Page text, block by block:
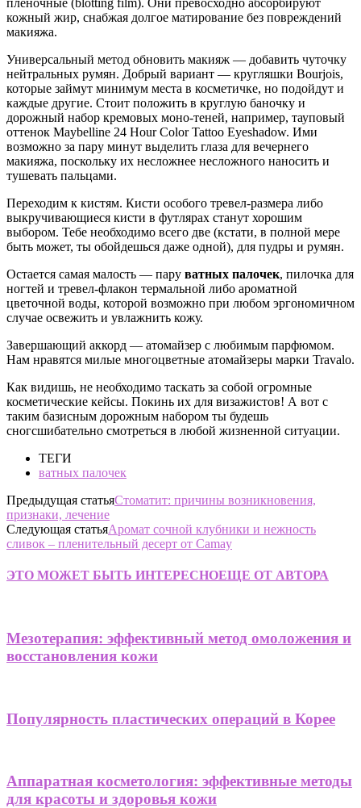
кожный жир, снабжая долгое матирование без повреждений
макияжа.
Универсальный метод обновить макияж — добавить чуточку
нейтральных румян. Добрый вариант — кругляшки Bourjois,
которые займут минимум места в косметичке, но подойдут и
каждые другие. Стоит положить в круглую баночку и
дорожный набор кремовых моно-теней, например, тауповый
оттенок Maybelline 24 Hour Color Tattoo Eyeshadow. Ими
возможно за пару минут выделить глаза для вечернего
макияжа, поскольку их несложнее несложного наносить и
тушевать пальцами.
Переходим к кистям. Кисти особого тревел-размера либо
выкручивающиеся кисти в футлярах станут хорошим
выбором. Тебе необходимо всего две (кстати, в полной мере
быть может, ты обойдешься даже одной), для пудры и румян.
Остается самая малость — пару ватных палочек, пилочка для
ногтей и тревел-флакон термальной либо ароматной
цветочной воды, которой возможно при любом эргономичном
случае освежить и увлажнить кожу.
Завершающий аккорд — атомайзер с любимым парфюмом.
Нам нравятся милые многоцветные атомайзеры марки Travalo.
Как видишь, не необходимо таскать за собой огромные
косметические кейсы. Покинь их для визажистов! А вот с
таким базисным дорожным набором ты будешь
сногсшибательно смотреться в любой жизненной ситуации.
ТЕГИ
ватных палочек
Предыдущая статьяСтоматит: причины возникновения,
признаки, лечение
Следующая статьяАромат сочной клубники и нежность
сливок – пленительный десерт от Camay
ЭТО МОЖЕТ БЫТЬ ИНТЕРЕСНОЕЩЕ ОТ АВТОРА
Мезотерапия: эффективный метод омоложения и
восстановления кожи
Популярность пластических операций в Корее
Аппаратная косметология: эффективные методы
для красоты и здоровья кожи